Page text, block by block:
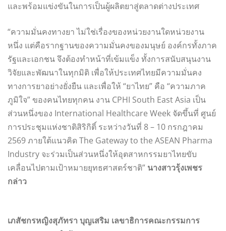
และพร้อมแข่งขันในการเป็นผู้ผลิตยาสู่ตลาดต่างประเทศ
“ความมั่นคงทางยา ไม่ใช่เรื่องของหน่วยงานใดหน่วยงาน
หนึ่ง แต่คือรากฐานของความมั่นคงของมนุษย์ องค์กรทั้งภาค
รัฐและเอกชน จึงต้องทำหน้าที่เข้มแข็ง ทั้งการสนับสนุนงาน
วิจัยและพัฒนาในทุกมิติ เพื่อให้ประเทศไทยมีความมั่นคง
ทางการยาอย่างยั่งยืน และเพื่อให้ “ยาไทย” คือ “ความภาค
ภูมิใจ” ของคนไทยทุกคน งาน CPHI South East Asia เป็น
ส่วนหนึ่งของ International Healthcare Week จัดขึ้นที่ ศูนย์
การประชุมแห่งชาติสิริกิติ์ ระหว่างวันที่ 8 – 10 กรกฎาคม
2569 ภายใต้แนวคิด The Gateway to the ASEAN Pharma
Industry จะร่วมเป็นส่วนหนึ่งให้อุตสาหกรรมยาไทยขับ
เคลื่อนไปตามเป้าหมายยุทธศาสตร์ชาติ” นางสาวรุ้งเพชร
กล่าว
เภสัชกรหญิงสุภัทรา บุญเสริม เลขาธิการคณะกรรมการ